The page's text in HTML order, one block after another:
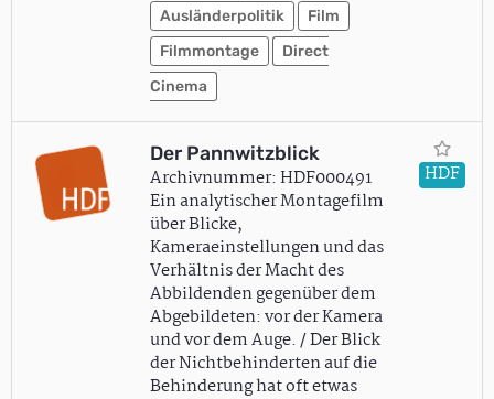
Ausländerpolitik
Film
Filmmontage
Direct
Cinema
Der Pannwitzblick
Archivnummer: HDF000491
Ein analytischer Montagefilm
über Blicke,
Kameraeinstellungen und das
Verhältnis der Macht des
Abbildenden gegenüber dem
Abgebildeten: vor der Kamera
und vor dem Auge. / Der Blick
der Nichtbehinderten auf die
Behinderung hat oft etwas
HDF